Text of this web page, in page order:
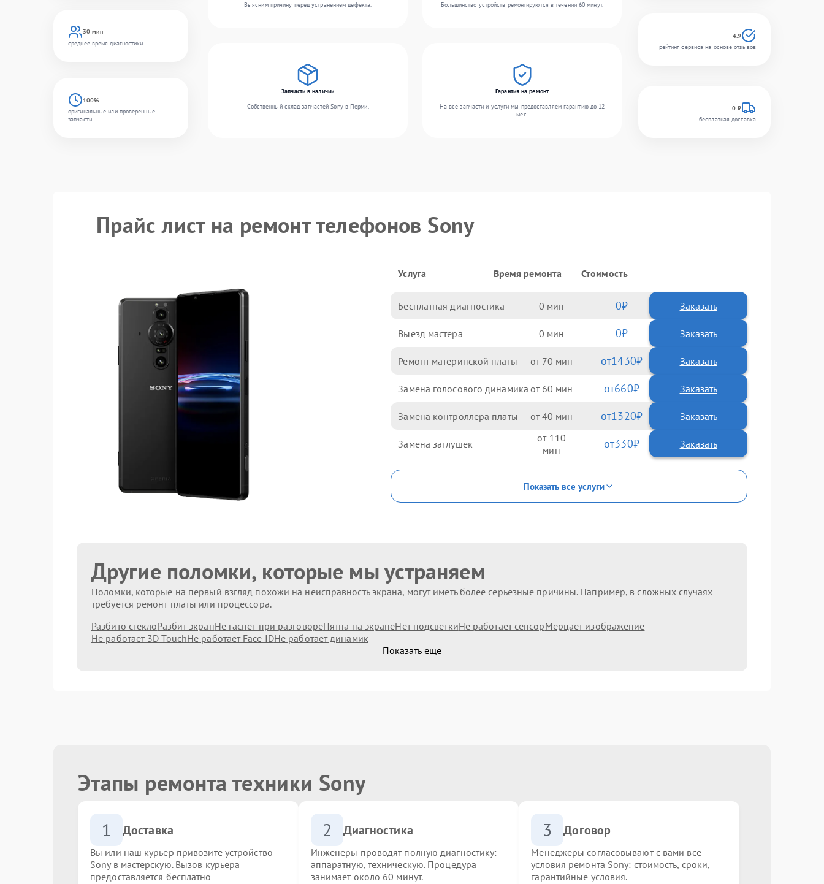
30 мин
среднее время диагностики
100%
оригинальные или проверенные
запчасти
Выясним причину перед устранением дефекта.
Большинство устройств ремонтируются в течении 60 минут.
Запчасти в наличии
Собственный склад запчастей Sony в Перми.
Гарантия на ремонт
На все запчасти и услуги мы предоставляем гарантию до 12
мес.
4.9
рейтинг сервиса на основе отзывов
0 ₽
бесплатная доставка
Прайс лист на ремонт телефонов Sony
Услуга Время ремонта Стоимость
Бесплатная диагностика 0 0 Заказать
Выезд мастера 0 0 Заказать
Ремонт материнской платы 70 1430
Замена голосового динамика 60 660
Замена контроллера платы 40 1320
Замена заглушек 110 330
Показать все услуги
Другие поломки, которые мы устраняем
Поломки, которые на первый взгляд похожи на неисправность экрана, могут иметь более серьезные причины. Например, в сложных случаях
требуется ремонт платы или процессора.
Разбито стеклоРазбит экранНе гаснет при разговореПятна на экранеНет подсветкиНе работает сенсорМерцает изображение
Не работает 3D TouchНе работает Face IDНе работает динамик
Показать еще
Этапы ремонта техники Sony
1 Доставка
Вы или наш курьер привозите устройство
Sony в мастерскую. Вызов курьера
предоставляется бесплатно
2 Диагностика
Инженеры проводят полную диагностику:
аппаратную, техническую. Процедура
занимает около 60 минут.
3 Договор
Менеджеры согласовывают с вами все
условия ремонта Sony: стоимость, сроки,
гарантийные условия.